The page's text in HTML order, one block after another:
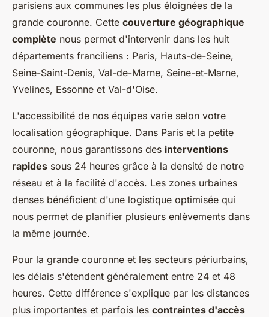
parisiens aux communes les plus éloignées de la
grande couronne. Cette couverture géographique
complète nous permet d'intervenir dans les huit
départements franciliens : Paris, Hauts-de-Seine,
Seine-Saint-Denis, Val-de-Marne, Seine-et-Marne,
Yvelines, Essonne et Val-d'Oise.
L'accessibilité de nos équipes varie selon votre
localisation géographique. Dans Paris et la petite
couronne, nous garantissons des interventions
rapides sous 24 heures grâce à la densité de notre
réseau et à la facilité d'accès. Les zones urbaines
denses bénéficient d'une logistique optimisée qui
nous permet de planifier plusieurs enlèvements dans
la même journée.
Pour la grande couronne et les secteurs périurbains,
les délais s'étendent généralement entre 24 et 48
heures. Cette différence s'explique par les distances
plus importantes et parfois les contraintes d'accès